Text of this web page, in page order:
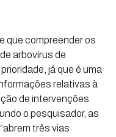
que compreender os
arbovírus de
já que é uma
relativas à
de intervenções
o pesquisador, as
três vias